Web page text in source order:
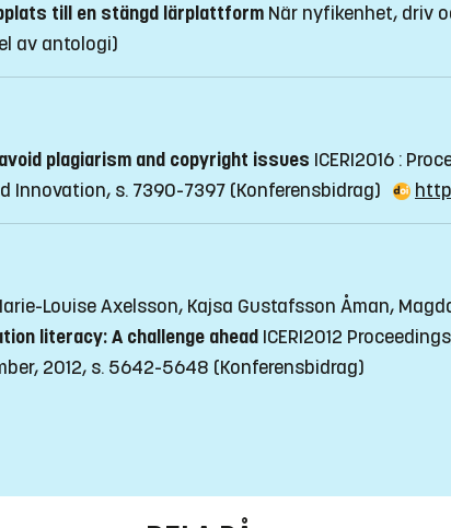
till en stängd lärplattform När nyfikenhet, driv
av antologi)
plagiarism and copyright issues ICERI2016 :
Innovation, s. 7390-7397 (Konferensbidrag)
Louise Axelsson, Kajsa Gustafsson Åman,
literacy: A challenge ahead ICERI2012
2012, s. 5642-5648 (Konferensbidrag)